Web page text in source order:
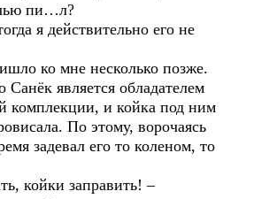
пи…л?
я действительно его не
ко мне несколько позже.
Санёк является обладателем
комплекции, и койка под ним
По этому, ворочаясь
задевал его то коленом, то
койки заправить! –